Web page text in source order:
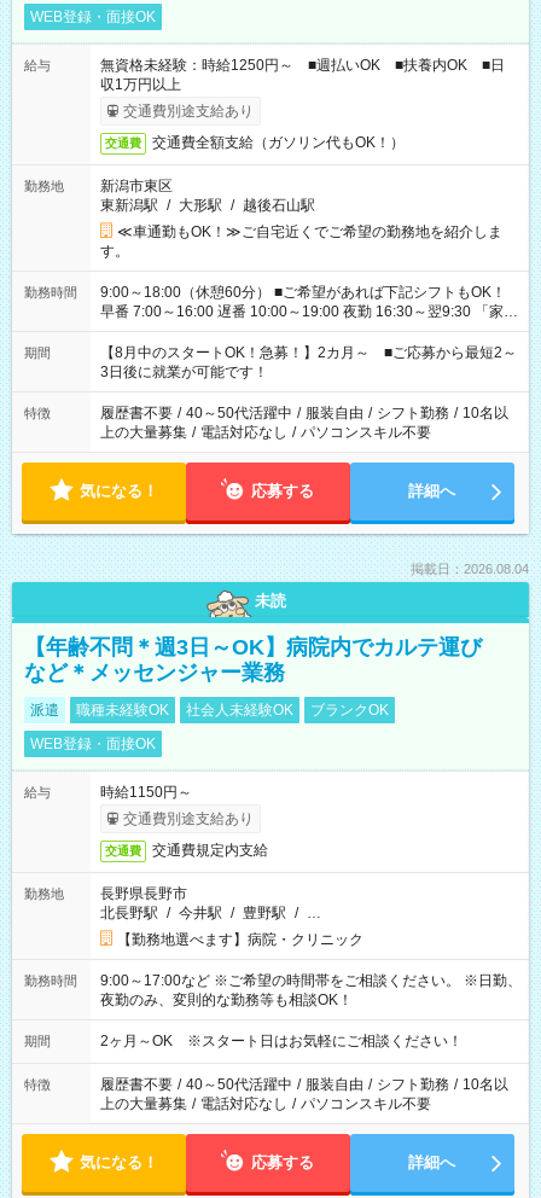
WEB登録・面接OK
給与
無資格未経験：時給1250円～ ■週払いOK ■扶養内OK ■日
収1万円以上
交通費別途支給あり
交通費 交通費全額支給（ガソリン代もOK！）
勤務地
新潟市東区
東新潟駅 / 大形駅 / 越後石山駅
≪車通勤もOK！≫ご自宅近くでご希望の勤務地を紹介しま
す。
勤務時間
9:00～18:00（休憩60分） ■ご希望があれば下記シフトもOK！
早番 7:00～16:00 遅番 10:00～19:00 夜勤 16:30～翌9:30 「家族
と休みを合わせたい」 「余裕を持って夕飯の準備がしたい」
「できれば残業はしたくない」 など、ご希望を教えてください
ね。 ※Wワーク希望の方へ 今ご覧のお仕事で希望する勤務時間
と、もう1つのお仕事の勤務時間。 合計で週40時間を超える場
合は応募できません。
期間
【8月中のスタートOK！急募！】2カ月～ ■ご応募から最短2～
3日後に就業が可能です！
特徴 履歴書不要 / 40～50代活躍中 / 服装自由 / シフト勤務 / 10名以
上の大量募集 / 電話対応なし / パソコンスキル不要
気になる！ 応募する 詳細へ
掲載日：2026.08.04
未読
【年齢不問＊週3日～OK】病院内でカルテ運び
など＊メッセンジャー業務
派遣 職種未経験OK 社会人未経験OK
ブランクOK
WEB登録・面接OK
給与
時給1150円～
交通費別途支給あり
交通費 交通費規定内支給
勤務地
長野県長野市
北長野駅 / 今井駅 / 豊野駅 / …
【勤務地選べます】病院・クリニック
勤務時間
9:00～17:00など ※ご希望の時間帯をご相談ください。 ※日勤、
夜勤のみ、変則的な勤務等も相談OK！
期間 2ヶ月～OK ※スタート日はお気軽にご相談ください！
特徴 履歴書不要 / 40～50代活躍中 / 服装自由 / シフト勤務 / 10名以
上の大量募集 / 電話対応なし / パソコンスキル不要
気になる！ 応募する 詳細へ